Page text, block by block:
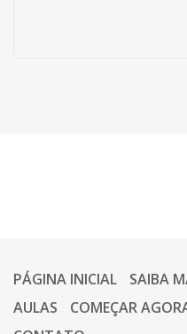
PÁGINA INICIAL
SAIBA
AULAS
COMEÇAR